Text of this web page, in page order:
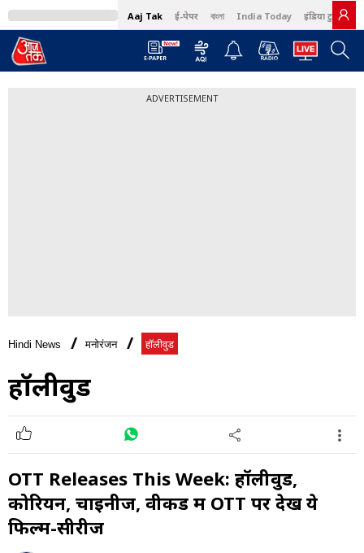
Aaj Tak ई-पेपर বাংলা India Today इंडिया टुडे हिंदी
ADVERTISEMENT
Hindi News मनोरंजन हॉलीवुड
हॉलीवुड
OTT Releases This Week: हॉलीवुड,
कोरियन, चाइनीज, वीकेंड में OTT पर देखें ये
फिल्में-सीरीज